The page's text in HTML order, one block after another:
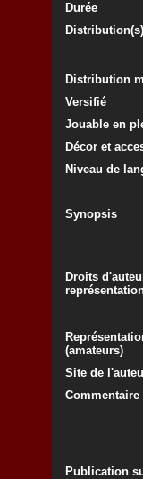
Durée
Distribution(s)
Distribution
Versifié
Jouable en
Décor et
Niveau de
Synopsis
Droits
(amateurs)
Site de
Publication